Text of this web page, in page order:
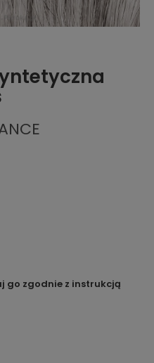
go zgodnie z instrukcją